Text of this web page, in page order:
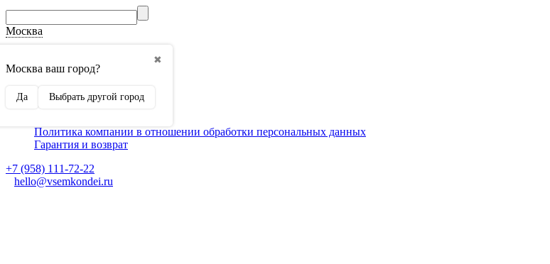
Москва
✖
Москва ваш город?
Да Выбрать другой город
Способы оплаты
Монтаж кондиционеров
Для партнеров
Политика компании в отношении обработки персональных данных
Гарантия и возврат
+7 (958) 111-72-22
hello@vsemkondei.ru